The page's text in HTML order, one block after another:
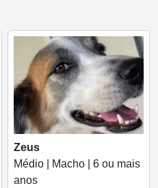
Zeus
Médio | Macho | 6 ou mais
anos